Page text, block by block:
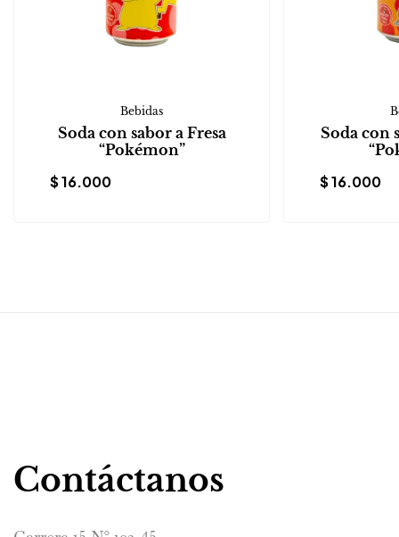
Bebidas
Soda con sabor a Fresa
“Pokémon”
$16.000
Soda con
$16.000
Contáctanos